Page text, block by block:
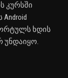
კურსში
ხდის
უნდაიყო.